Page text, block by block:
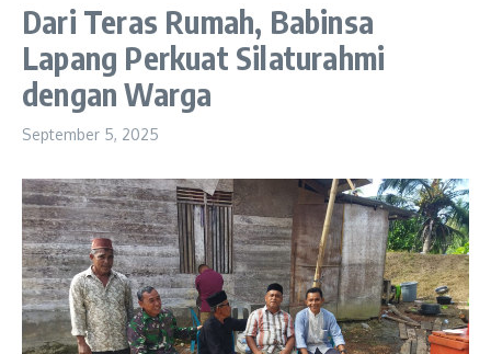
Dari Teras Rumah, Babinsa
Lapang Perkuat Silaturahmi
dengan Warga
September 5, 2025